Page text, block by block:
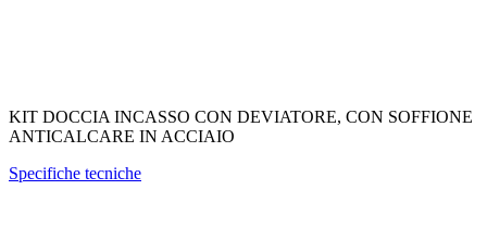
KIT DOCCIA INCASSO CON DEVIATORE, CON SOFFIONE
ANTICALCARE IN ACCIAIO
Specifiche tecniche